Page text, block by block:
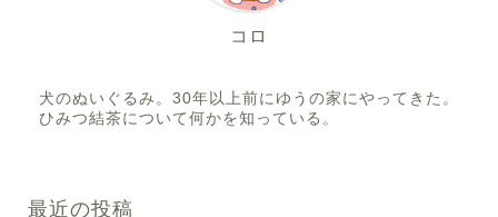
コロ
犬のぬいぐるみ。30年以上前にゆうの家にやってきた。
ひみつ結茶について何かを知っている。
最近の投稿